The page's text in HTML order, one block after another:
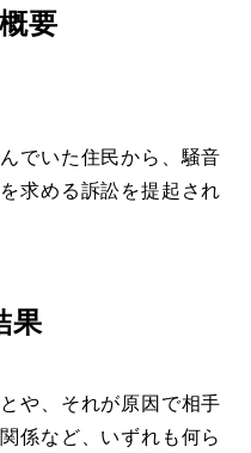
要
でいた住民から、騒音
求める訴訟を提起され
果
や、それが原因で相手
係など、いずれも何ら